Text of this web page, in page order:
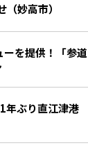
妙高市）
を提供！「参道
年ぶり直江津港